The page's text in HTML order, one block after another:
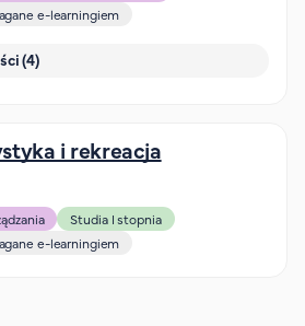
e-learningiem
(4)
i rekreacja
Studia I stopnia
e-learningiem